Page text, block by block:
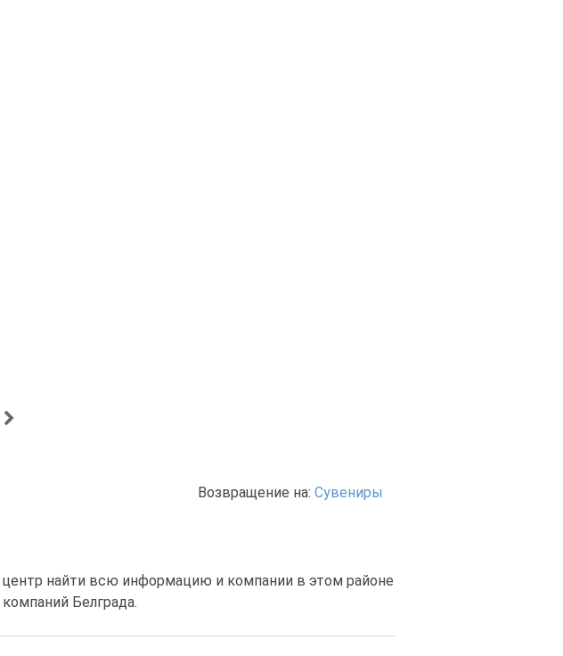
Возвращение на: Сувениры
найти всю информацию и компании в этом районе
Белграда.